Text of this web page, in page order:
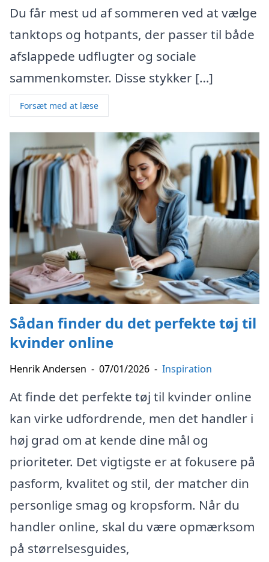
Du får mest ud af sommeren ved at vælge
tanktops og hotpants, der passer til både
afslappede udflugter og sociale
sammenkomster. Disse stykker […]
Forsæt med at læse
Sådan finder du det perfekte tøj til
kvinder online
Henrik Andersen - 07/01/2026 - Inspiration
At finde det perfekte tøj til kvinder online
kan virke udfordrende, men det handler i
høj grad om at kende dine mål og
prioriteter. Det vigtigste er at fokusere på
pasform, kvalitet og stil, der matcher din
personlige smag og kropsform. Når du
handler online, skal du være opmærksom
på størrelsesguides,